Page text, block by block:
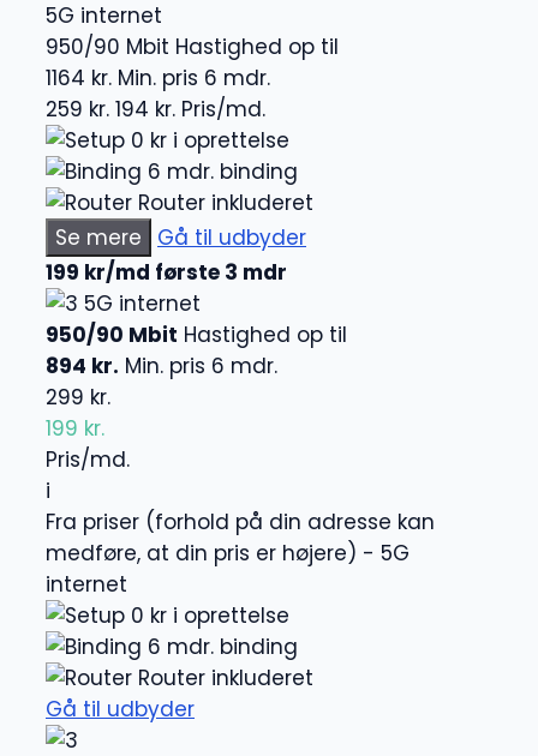
5G internet
950/90 Mbit Hastighed op til
1164 kr. Min. pris 6 mdr.
259 kr. 194 kr. Pris/md.
0 kr i oprettelse
6 mdr. binding
Router inkluderet
Se mere
Gå til udbyder
199 kr/md første 3 mdr
5G internet
950/90 Mbit Hastighed op til
894 kr. Min. pris 6 mdr.
299 kr.
199 kr.
Pris/md.
i
Fra priser (forhold på din adresse kan
medføre, at din pris er højere) - 5G
internet
0 kr i oprettelse
6 mdr. binding
Router inkluderet
Gå til udbyder